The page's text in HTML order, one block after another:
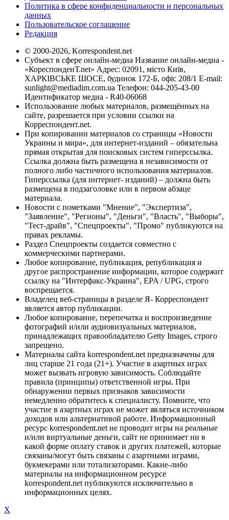
Политика в сфере конфиденциальности и персональных
данных
Пользовательское соглашение
Редакция
© 2000-2026, Korrespondent.net
Субъект в сфере онлайн-медиа Название онлайн-медиа -
«КореспонденТ.net» Адрес: 02091, місто Київ,
ХАРКІВСЬКЕ ШОСЕ, будинок 172-Б, офіс 208/1 E-mail:
sunlight@mediadim.com.ua Телефон: 044-205-43-00
Идентификатор медиа - R40-06068
Использование любых материалов, размещённых на
сайте, разрешается при условии ссылки на
Корреспондент.net.
При копировании материалов со страницы «Новости
Украины и мира», для интернет-изданий – обязательна
прямая открытая для поисковых систем гиперссылка.
Ссылка должна быть размещена в независимости от
полного либо частичного использования материалов.
Гиперссылка (для интернет- изданий) – должна быть
размещена в подзаголовке или в первом абзаце
материала.
Новости с пометками "Мнение", "Экспертиза",
"Заявление", "Регионы", "Деньги", "Власть", "Выборы",
"Тест-драйв", "Спецпроекты", "Промо" публикуются на
правах рекламы.
Раздел Спецпроекты создается совместно с
коммерческими партнерами.
Любое копирование, публикация, републикация и
другое распространение информации, которое содержит
ссылку на "Интерфакс-Украина", EPA / UPG, строго
воспрещается.
Владелец веб-страницы в разделе Я- Корреспондент
является автор публикации.
Любое копирование, перепечатка и воспроизведение
фотографий и/или аудиовизуальных материалов,
принадлежащих правообладателю Getty Images, строго
запрещено.
Материалы сайта korrespondent.net предназначены для
лиц старше 21 года (21+). Участие в азартных играх
может вызвать игровую зависимость. Соблюдайте
правила (принципы) ответственной игры. При
обнаружении первых признаков зависимости
немедленно обратитесь к специалисту. Помните, что
участие в азартных играх не может являться источником
доходов или альтернативой работе. Информационный
ресурс korrespondent.net не проводит игры на реальные
и/или виртуальные деньги, сайт не принимает ни в
какой форме оплату ставок и других платежей, которые
связаны/могут быть связаны с азартными играми,
букмекерами или тотализаторами. Какие-либо
материалы на информационном ресурсе
korrespondent.net публикуются исключительно в
информационных целях.
X